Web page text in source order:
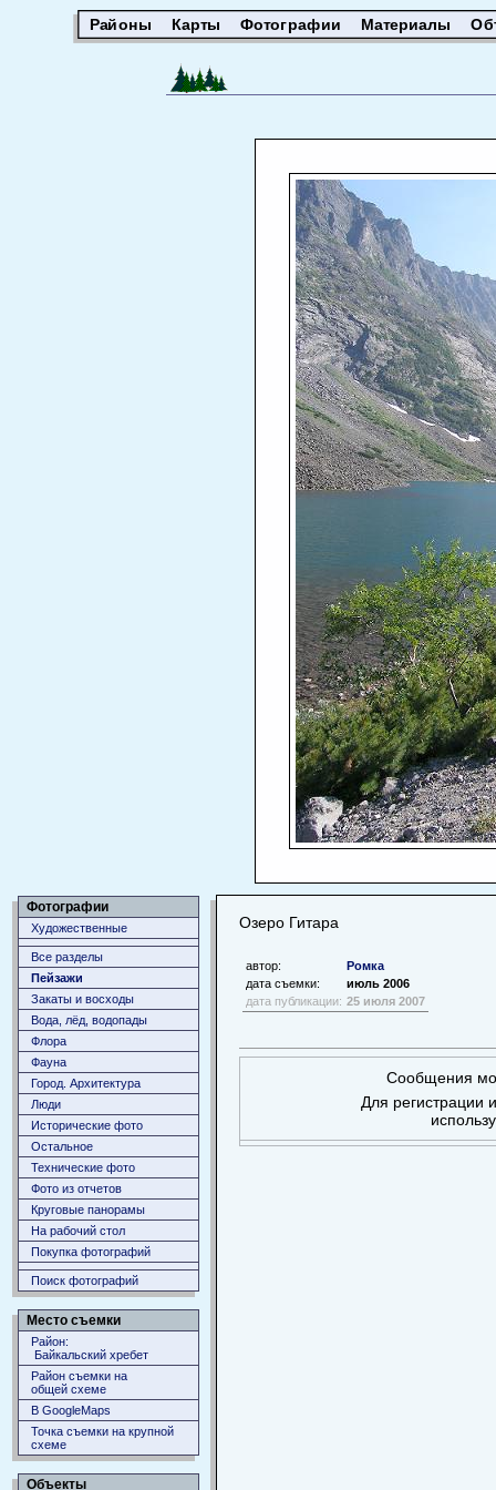
Районы Карты Фотографии Материалы
Фотографии
Художественные
Все разделы
Пейзажи
Закаты и восходы
Вода, лёд, водопады
Флора
Фауна
Город. Архитектура
Люди
Исторические фото
Остальное
Технические фото
Фото из отчетов
Круговые панорамы
На рабочий стол
Покупка фотографий
Поиск фотографий
Место съемки
Район:
Байкальский хребет
Район съемки на
общей схеме
В GoogleMaps
Точка съемки на крупной
схеме
Объекты
Озеро Гитара
автор:
Ромка
дата съемки:
июль 2006
дата публикации: 25 июля 2007
Сообщения
Для регистрации